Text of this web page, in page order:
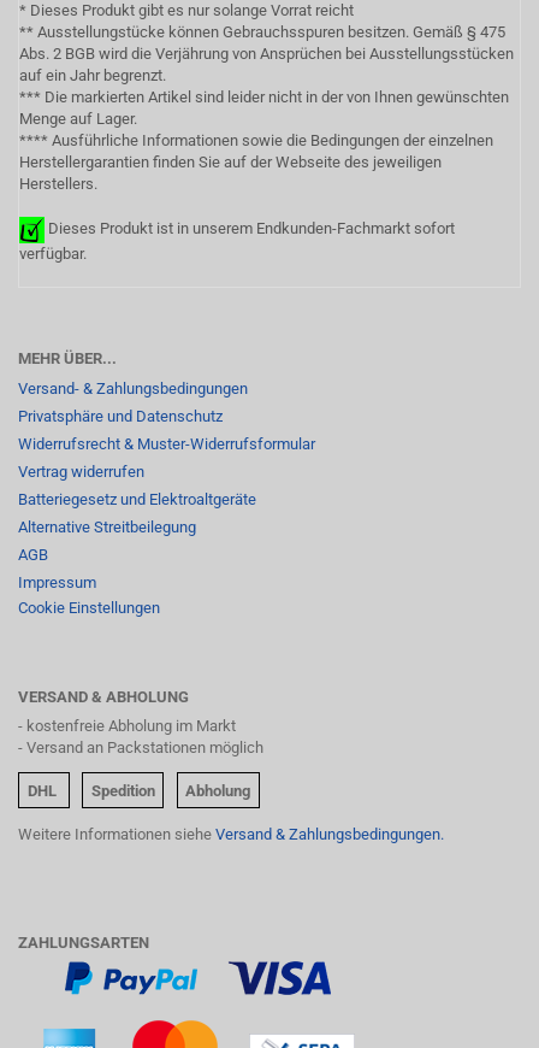
* Dieses Produkt gibt es nur solange Vorrat reicht
** Ausstellungstücke können Gebrauchsspuren besitzen. Gemäß § 475
Abs. 2 BGB wird die Verjährung von Ansprüchen bei Ausstellungsstücken
auf ein Jahr begrenzt.
*** Die markierten Artikel sind leider nicht in der von Ihnen gewünschten
Menge auf Lager.
**** Ausführliche Informationen sowie die Bedingungen der einzelnen
Herstellergarantien finden Sie auf der Webseite des jeweiligen
Herstellers.
Dieses Produkt ist in unserem Endkunden-Fachmarkt sofort
verfügbar.
MEHR ÜBER...
Versand- & Zahlungsbedingungen
Privatsphäre und Datenschutz
Widerrufsrecht & Muster-Widerrufsformular
Vertrag widerrufen
Batteriegesetz und Elektroaltgeräte
Alternative Streitbeilegung
AGB
Impressum
Cookie Einstellungen
VERSAND & ABHOLUNG
- kostenfreie Abholung im Markt
- Versand an Packstationen möglich
DHL Spedition Abholung
Weitere Informationen siehe Versand & Zahlungsbedingungen.
ZAHLUNGSARTEN